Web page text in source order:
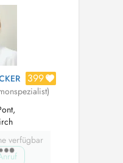
399
verfügbar